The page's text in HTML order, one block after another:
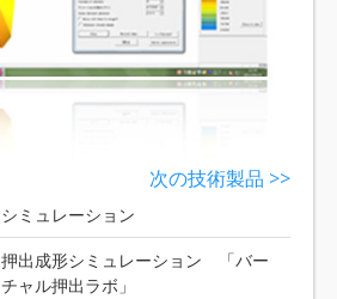
次の技術製品 >>
シミュレーション
押出成形シミュレーション 「バー
チャル押出ラボ」